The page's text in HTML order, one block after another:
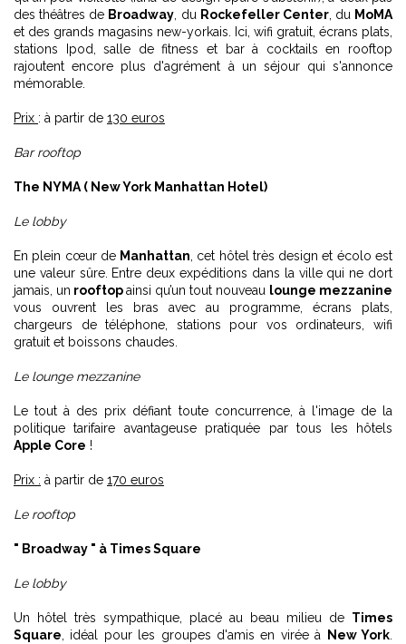
des théâtres de Broadway , du Rockefeller Center, du MoMA
et des grands magasins new-yorkais. Ici, wifi gratuit, écrans plats,
stations Ipod, salle de fitness et bar à cocktails en rooftop
rajoutent encore plus d'agrément à un séjour qui s'annonce
mémorable.
Prix : à partir de 130 euros
Bar rooftop
The NYMA ( New York Manhattan Hotel)
Le lobby
En plein cœur de Manhattan , cet hôtel très design et écolo est
une valeur sûre. Entre deux expéditions dans la ville qui ne dort
jamais, un rooftopainsi qu’un tout nouveau lounge mezzanine
vous ouvrent les bras avec au programme, écrans plats,
chargeurs de téléphone, stations pour vos ordinateurs, wifi
gratuit et boissons chaudes.
Le lounge mezzanine
Le tout à des prix défiant toute concurrence, à l'image de la
politique tarifaire avantageuse pratiquée par tous les hôtels
Apple Core !
Prix : à partir de 170 euros
Le rooftop
" Broadway " à Times Square
Le lobby
Un hôtel très sympathique, placé au beau milieu de Times
Square , idéal pour les groupes d'amis en virée à New York